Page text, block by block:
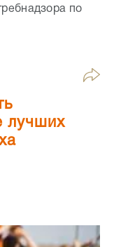
по
лучших